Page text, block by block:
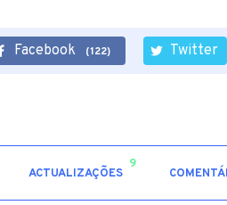
Facebook (122) Twitter
ACTUALIZAÇÕES
9